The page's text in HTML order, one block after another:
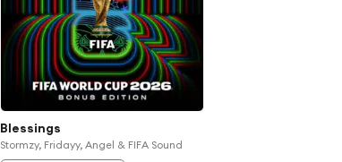
Blessings
Stormzy, Fridayy, Angel & FIFA Sound